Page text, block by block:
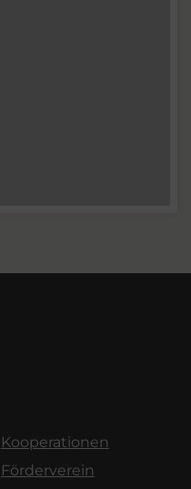
Kooperationen
Förderverein